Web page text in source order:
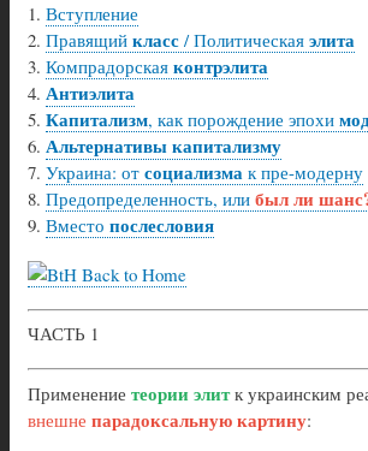
Вступление
Правящий класс / Политическая элита
Компрадорская контрэлита
Антиэлита
Капитализм, как порождение эпохи
Альтернативы капитализму
Украина: от социализма к пре-модерну
Предопределенность, или был ли
Вместо послесловия
Back to Home
ЧАСТЬ 1
Применение теории элитк украинским
внешне парадоксальную картину: